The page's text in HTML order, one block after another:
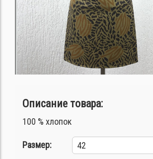
Описание товара:
100 % хлопок
Размер: